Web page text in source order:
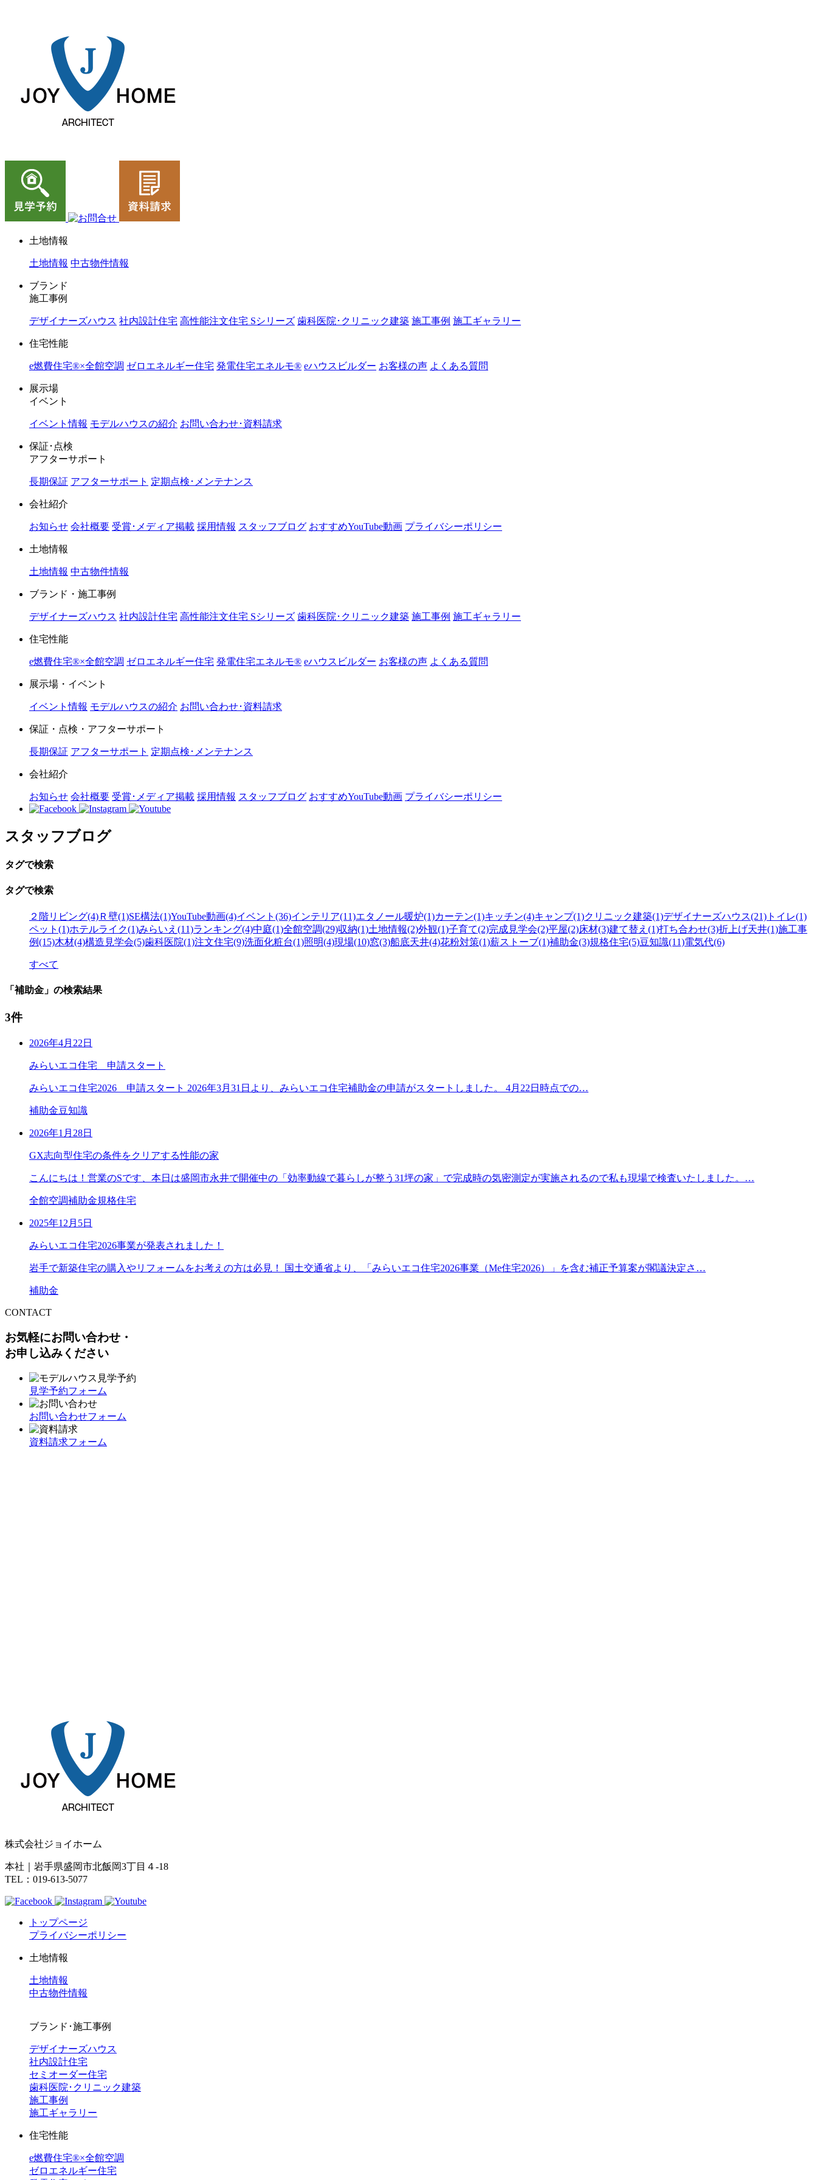
土地情報
土地情報 中古物件情報
ブランド
施工事例
デザイナーズハウス 社内設計住宅 高性能注文住宅 Sシリーズ 歯科医院･クリニック建築 施工事例 施工ギャラリー
住宅性能
e燃費住宅®︎×全館空調 ゼロエネルギー住宅 発電住宅エネルモ®︎ eハウスビルダー お客様の声 よくある質問
展示場
イベント
イベント情報 モデルハウスの紹介 お問い合わせ･資料請求
保証･点検
アフターサポート
長期保証 アフターサポート 定期点検･メンテナンス
会社紹介
お知らせ 会社概要 受賞･メディア掲載 採用情報 スタッフブログ おすすめYouTube動画 プライバシーポリシー
土地情報
土地情報 中古物件情報
ブランド・施工事例
デザイナーズハウス 社内設計住宅 高性能注文住宅 Sシリーズ 歯科医院･クリニック建築 施工事例 施工ギャラリー
住宅性能
e燃費住宅®︎×全館空調 ゼロエネルギー住宅 発電住宅エネルモ®︎ eハウスビルダー お客様の声 よくある質問
展示場・イベント
イベント情報 モデルハウスの紹介 お問い合わせ･資料請求
保証・点検・アフターサポート
長期保証 アフターサポート 定期点検･メンテナンス
会社紹介
お知らせ 会社概要 受賞･メディア掲載 採用情報 スタッフブログ おすすめYouTube動画 プライバシーポリシー
スタッフブログ
タグで検索
タグで検索
２階リビング(4) Ｒ壁(1)SE構法(1)YouTube動画(4)イベント(36)インテリア(11)エタノール暖炉(1)カーテン(1)キッチン(4)キャンプ(1)クリニック建築(1)デザイナーズハウス(21) トイレ(1)
ペット(1)ホテルライク(1)みらいえ(11)ランキング(4)中庭(1)全館空調(29)収納(1)土地情報(2)外観(1)子育て(2)完成見学会(2)平屋(2)床材(3)建て替え(1)打ち合わせ(3)折上げ天井(1)施工事
例(15)木材(4)構造見学会(5)歯科医院(1)注文住宅(9)洗面化粧台(1)照明(4)現場(10)窓(3)船底天井(4)花粉対策(1)薪ストーブ(1)補助金(3)規格住宅(5)豆知識(11)電気代(6)
すべて
「補助金」の検索結果
3件
2026年4月22日
みらいエコ住宅 申請スタート
みらいエコ住宅2026 申請スタート 2026年3月31日より、みらいエコ住宅補助金の申請がスタートしました。 4月22日時点での…
補助金豆知識
2026年1月28日
GX志向型住宅の条件をクリアする性能の家
こんにちは！営業のSです、本日は盛岡市永井で開催中の「効率動線で暮らしが整う31坪の家」で完成時の気密測定が実施されるので私も現場で検査いたしました。…
全館空調補助金規格住宅
2025年12月5日
みらいエコ住宅2026事業が発表されました！
岩手で新築住宅の購入やリフォームをお考えの方は必見！ 国土交通省より、「みらいエコ住宅2026事業（Me住宅2026）」を含む補正予算案が閣議決定さ…
補助金
CONTACT
お気軽にお問い合わせ・
お申し込みください
見学予約フォーム
お問い合わせフォーム
資料請求フォーム
株式会社ジョイホーム
本社｜岩手県盛岡市北飯岡3丁目４-18
TEL：019-613-5077
トップページ
プライバシーポリシー
土地情報
土地情報
中古物件情報
ブランド･施工事例
デザイナーズハウス
社内設計住宅
セミオーダー住宅
歯科医院･クリニック建築
施工事例
施工ギャラリー
住宅性能
e燃費住宅®︎×全館空調
ゼロエネルギー住宅